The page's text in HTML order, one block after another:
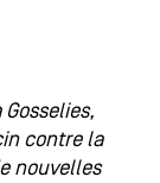
contre la
nouvelles